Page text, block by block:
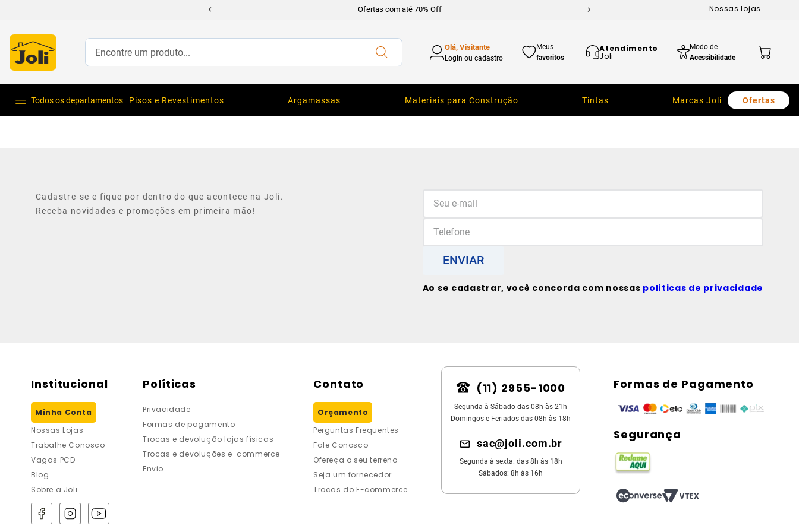
Ofertas com até 70% Off Nossas lojas
Encontre um produto... Olá, Visitante
Login ou cadastro
Meus
favoritos
Atendimento
Joli
Modo de
Acessibilidade
Todos os departamentos Pisos e Revestimentos Argamassas Materiais para Construção Tintas Marcas Joli Ofertas
Cadastre-se e fique por dentro do que acontece na Joli.
Receba novidades e promoções em primeira mão!
ENVIAR
Ao se cadastrar, você concorda com nossas políticas de privacidade
Institucional
Minha Conta
Nossas Lojas
Trabalhe Conosco
Vagas PCD
Blog
Sobre a Joli
Políticas
Privacidade
Formas de pagamento
Trocas e devolução lojas físicas
Trocas e devoluções e-commerce
Envio
Contato
Orçamento
Perguntas Frequentes
Fale Conosco
Ofereça o seu terreno
Seja um fornecedor
Trocas do E-commerce
(11) 2955-1000
Segunda à Sábado das 08h às 21h
Domingos e Feriados das 08h às 18h
sac@joli.com.br
Segunda à sexta: das 8h às 18h
Sábados: 8h às 16h
Formas de Pagamento
Segurança